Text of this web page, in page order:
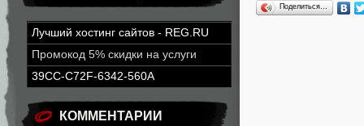
Лучший хостинг сайтов - REG.RU
Промокод 5% скидки на услуги
39CC-C72F-6342-560A
КОММЕНТАРИИ
Поделиться…